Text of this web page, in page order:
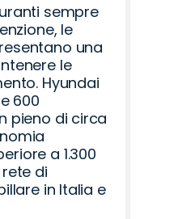
sempre
le
una
le
Hyundai
600
pieno di circa
a 1.300
di
in Italia e